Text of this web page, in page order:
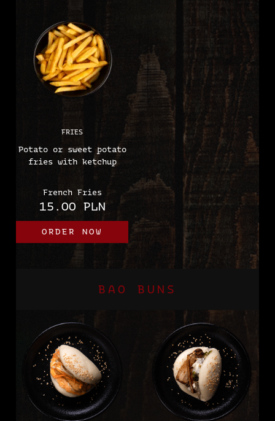
FRIES
Potato or sweet potato
fries with ketchup
French Fries
15.00 PLN
ORDER NOW
BAO BUNS